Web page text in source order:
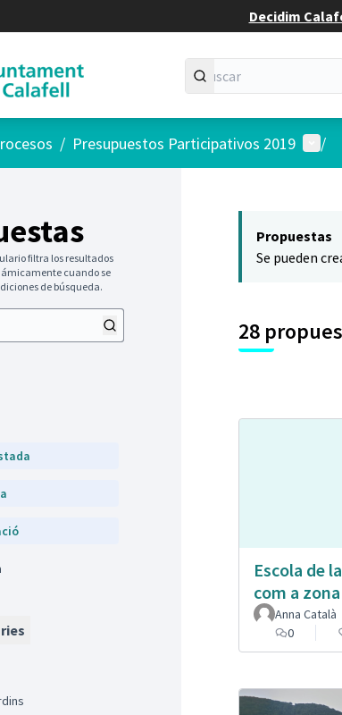
Decidim
/ Presupuestos Participativos 2019 Menú
/
filtra los resultados
cuando se
de búsqueda.
Propuestas
Se pueden
28
Escola de
com a
Anna Català
0